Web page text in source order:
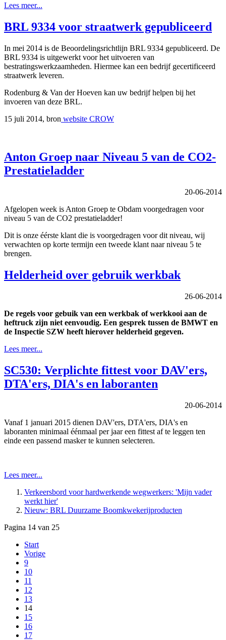
Lees meer...
BRL 9334 voor straatwerk gepubliceerd
In mei 2014 is de Beoordelingsrichtlijn BRL 9334 gepubliceerd. De
BRL 9334 is uitgewerkt voor het uitvoeren van
bestratingswerkzaamheden. Hiermee kan een bedrijf gecertificeerd
straatwerk leveren.
Rodenburg & Van der Hoeven kan uw bedrijf helpen bij het
invoeren van deze BRL.
15 juli 2014, bron website CROW
Anton Groep naar Niveau 5 van de CO2-
Prestatieladder
20-06-2014
Afgelopen week is Anton Groep te Obdam voorgedragen voor
niveau 5 van de CO2 prestatieladder!
Dit is onze éérste klant die is voorgedragen voor dit niveau, wij
verwachten op korte termijn een tweede klant naar niveau 5 te
brengen.
Helderheid over gebruik werkbak
26-06-2014
De regels voor gebuik van een werkbak of werkkooi aan de
heftruck zijn niet eenvoudig. Een gesprek tussen de BMWT en
de Inspectie SZW heeft hierover helderheid gegeven.
Lees meer...
SC530: Verplichte fittest voor DAV'ers,
DTA'ers, DIA's en laboranten
20-06-2014
Vanaf 1 januari 2015 dienen DAV'ers, DTA'ers, DIA's en
laboranten minimaal éénmaal per jaar een fittest af te leggen ten
einde een passend masker te kunnen selecteren.
Lees meer...
Verkeersbord voor hardwerkende wegwerkers: 'Mijn vader
werkt hier'
Nieuw: BRL Duurzame Boomkwekerijproducten
Pagina 14 van 25
Start
Vorige
9
10
11
12
13
14
15
16
17